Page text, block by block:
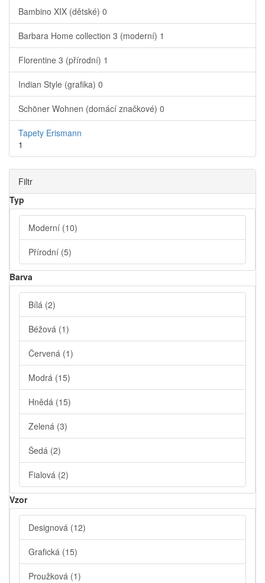
Bambino XIX (dětské) 0
Barbara Home collection 3 (moderní) 1
Florentine 3 (přírodní) 1
Indian Style (grafika) 0
Schöner Wohnen (domácí značkové) 0
Tapety Erismann
1
Filtr
Typ
Moderní (10)
Přírodní (5)
Barva
Bílá (2)
Béžová (1)
Červená (1)
Modrá (15)
Hnědá (15)
Zelená (3)
Šedá (2)
Fialová (2)
Vzor
Designová (12)
Grafická (15)
Proužková (1)